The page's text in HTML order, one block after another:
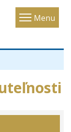
Menu
Toggle